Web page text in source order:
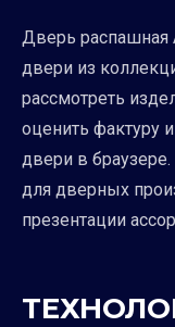
Дверь распашная
двери из
рассмотреть
оценить фактуру
двери в
для дверных
презентации